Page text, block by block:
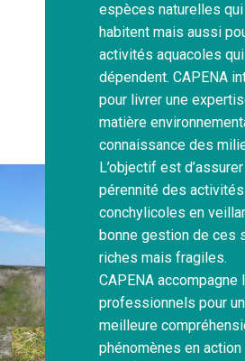
espèces naturelles
habitent mais aussi
activités aquacoles
dépendent. CAPENA
pour livrer une
matière
connaissance des
L’objectif est
pérennité des activités
conchylicoles en
bonne gestion de ces
riches mais fragiles.
CAPENA accompagne
professionnels pour
meilleure
phénomènes en